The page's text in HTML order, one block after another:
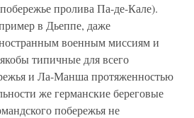
пролива Па-де-Кале).
в Дьеппе, даже
военным миссиям и
типичные для всего
и Ла-Манша протяженностью
же германские береговые
побережья не